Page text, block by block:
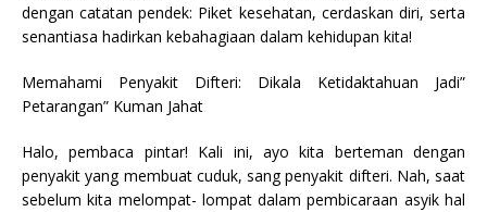
dengan catatan pendek: Piket kesehatan, cerdaskan diri, serta
senantiasa hadirkan kebahagiaan dalam kehidupan kita!
Memahami Penyakit Difteri: Dikala Ketidaktahuan Jadi”
Petarangan” Kuman Jahat
Halo, pembaca pintar! Kali ini, ayo kita berteman dengan
penyakit yang membuat cuduk, sang penyakit difteri. Nah, saat
sebelum kita melompat- lompat dalam pembicaraan asyik hal